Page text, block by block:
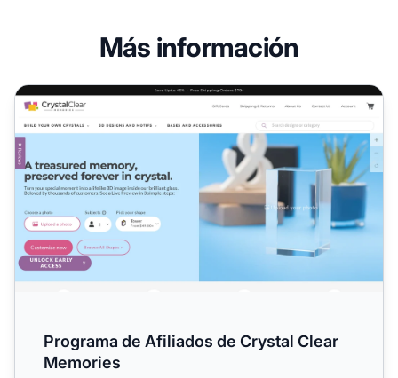
Más información
Programa de Afiliados de Crystal Clear Memories
Programa de Afiliados de Crystal Clear
Memories